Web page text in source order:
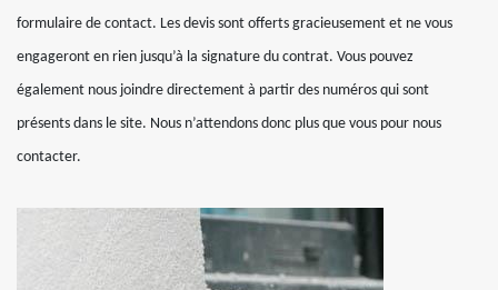
formulaire de contact. Les devis sont offerts gracieusement et ne vous
engageront en rien jusqu’à la signature du contrat. Vous pouvez
également nous joindre directement à partir des numéros qui sont
présents dans le site. Nous n’attendons donc plus que vous pour nous
contacter.